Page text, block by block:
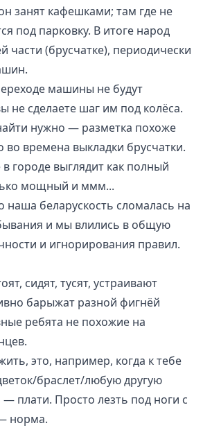
занят кафешками; там где не
под парковку. В итоге народ
части (брусчатке), периодически
машины не будут
не сделаете шаг им под колёса.
нужно — разметка похоже
во времена выкладки брусчатки.
городе выглядит как полный
мощный и ммм...
наша беларускость сломалась на
и мы влились в общую
и игнорирования правил.
сидят, тусят, устраивают
барыжат разной фигнёй
ребята не похожие на
это, например, когда к тебе
браслет/любую другую
— плати. Просто лезть под ноги с
норма.